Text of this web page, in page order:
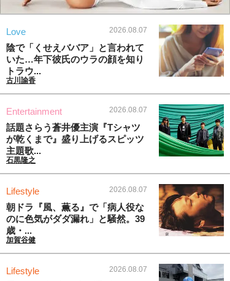
Love 2026.08.07
陰で「くせえババア」と言われて
いた…年下彼氏のウラの顔を知り
トラウ...
古川諭香
Entertainment 2026.08.07
話題さらう蒼井優主演『Tシャツ
が乾くまで』盛り上げるスピッツ
主題歌...
石黒隆之
Lifestyle 2026.08.07
朝ドラ『風、薫る』で「病人役な
のに色気がダダ漏れ」と騒然。39
歳・...
加賀谷健
Lifestyle 2026.08.07